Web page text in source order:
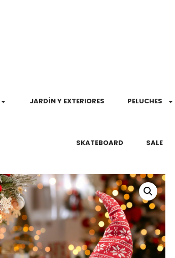
JARDÍN Y EXTERIORES PELUCHES
SKATEBOARD SALE